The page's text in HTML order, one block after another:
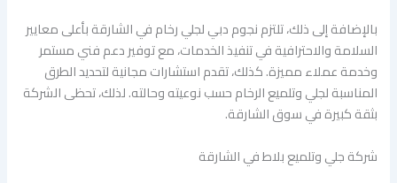
بالإضافة إلى ذلك، تلتزم نجوم دبي لجلي رخام في الشارقة بأعلى معايير
السلامة والاحترافية في تنفيذ الخدمات، مع توفير دعم فني مستمر
وخدمة عملاء مميزة. كذلك، تقدم استشارات مجانية لتحديد الطرق
المناسبة لجلي وتلميع الرخام حسب نوعيته وحالته. لذلك، تحظى الشركة
بثقة كبيرة في سوق الشارقة.
شركة جلي وتلميع بلاط في الشارقة